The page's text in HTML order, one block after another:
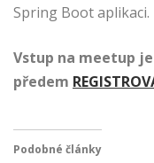
Spring Boot aplikaci.
Vstup na meetup
předem
Podobné články